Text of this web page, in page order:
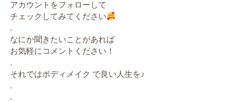
アカウントをフォローして
チェックしてみてください
.
なにか聞きたいことがあれば
お気軽にコメントください！
.
それではボディメイク で良い人生を♪
.
.